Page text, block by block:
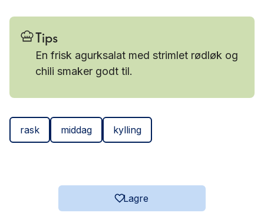
Tips
En frisk agurksalat med strimlet rødløk og
chili smaker godt til.
rask middag kylling
Lagre